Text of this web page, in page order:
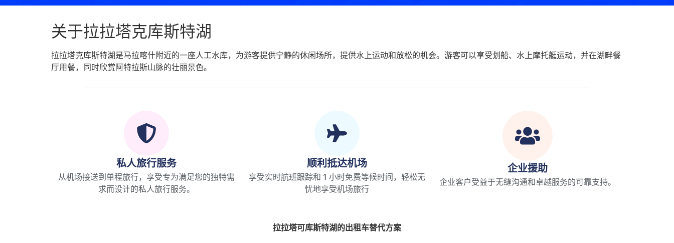
关于拉拉塔克库斯特湖
拉拉塔克库斯特湖是马拉喀什附近的一座人工水库，为游客提供宁静的休闲场所，提供水上运动和放松的机会。游客可以享受划船、水上摩托艇运动，并在湖畔餐
厅用餐，同时欣赏阿特拉斯山脉的壮丽景色。
私人旅行服务
从机场接送到单程旅行，享受专为满足您的独特需
求而设计的私人旅行服务。
顺利抵达机场
享受实时航班跟踪和 1 小时免费等候时间，轻松无
忧地享受机场旅行
企业援助
企业客户受益于无缝沟通和卓越服务的可靠支持。
拉拉塔可库斯特湖的出租车替代方案